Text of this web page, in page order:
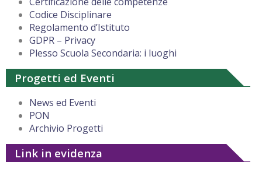
Codice Disciplinare
Regolamento d’Istituto
GDPR – Privacy
Plesso Scuola Secondaria: i luoghi
Progetti ed Eventi
News ed Eventi
PON
Archivio Progetti
Link in evidenza